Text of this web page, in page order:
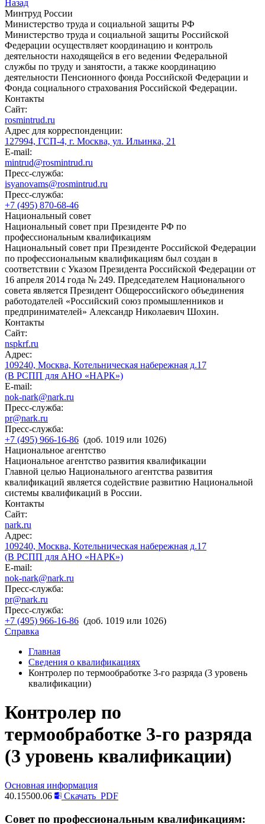
Назад
Минтруд России
Министерство труда и социальной защиты РФ
Министерство труда и социальной защиты Российской
Федерации осуществляет координацию и контроль
деятельности находящейся в его ведении Федеральной
службы по труду и занятости, а также координацию
деятельности Пенсионного фонда Российской Федерации и
Фонда социального страхования Российской Федерации.
Контакты
Сайт:
rosmintrud.ru
Адрес для корреспонденции:
127994, ГСП-4, г. Москва, ул. Ильинка, 21
E-mail:
mintrud@rosmintrud.ru
Пресс-служба:
isyanovams@rosmintrud.ru
Пресс-служба:
+7 (495) 870-68-46
Национальный совет
Национальный совет при Президенте РФ по
профессиональным квалификациям
Национальный совет при Президенте Российской Федерации
по профессиональным квалификациям был создан в
соответствии с Указом Президента Российской Федерации от
16 апреля 2014 года № 249. Председателем Национального
совета является Президент Общероссийского объединения
работодателей «Российский союз промышленников и
предпринимателей» Александр Николаевич Шохин.
Контакты
Сайт:
nspkrf.ru
Адрес:
109240, Москва, Котельническая набережная д.17
(В РСПП для АНО «НАРК»)
E-mail:
nok-nark@nark.ru
Пресс-служба:
pr@nark.ru
Пресс-служба:
+7 (495) 966-16-86 (доб. 1019 или 1026)
Национальное агентство
Национальное агентство развития квалификации
Главной целью Национального агентства развития
квалификаций является содействие развитию Национальной
системы квалификаций в России.
Контакты
Сайт:
nark.ru
Адрес:
109240, Москва, Котельническая набережная д.17
(В РСПП для АНО «НАРК»)
E-mail:
nok-nark@nark.ru
Пресс-служба:
pr@nark.ru
Пресс-служба:
+7 (495) 966-16-86 (доб. 1019 или 1026)
Справка
Главная
Сведения о квалификациях
Контролер по термообработке 3-го разряда (3 уровень
квалификации)
Контролер по
термообработке 3-го разряда
(3 уровень квалификации)
Основная информация
40.15500.06
Скачать PDF
Совет по профессиональным квалификациям: